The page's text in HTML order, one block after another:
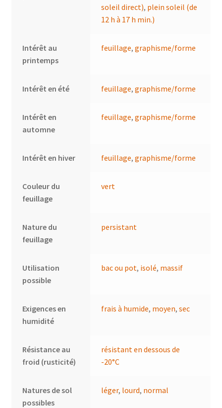
soleil direct), plein soleil (de
12 h à 17 h min.)
Intérêt au
printemps
feuillage,graphisme/forme
Intérêt en été feuillage,graphisme/forme
Intérêt en
automne
feuillage,graphisme/forme
Intérêt en hiver feuillage,graphisme/forme
Couleur du
feuillage
vert
Nature du
feuillage
persistant
Utilisation
possible
bac ou pot, isolé, massif
Exigences en
humidité
frais à humide, moyen,sec
Résistance au
froid (rusticité)
résistant en dessous de
-20°C
Natures de sol
possibles
léger, lourd, normal